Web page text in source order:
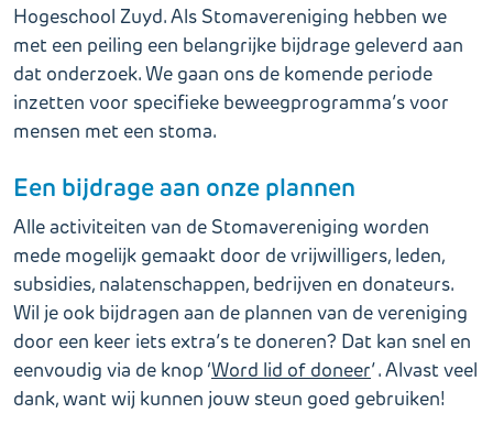
Hogeschool Zuyd. Als Stomavereniging hebben we
met een peiling een belangrijke bijdrage geleverd aan
dat onderzoek. We gaan ons de komende periode
inzetten voor specifieke beweegprogramma’s voor
mensen met een stoma.
Een bijdrage aan onze plannen
Alle activiteiten van de Stomavereniging worden
mede mogelijk gemaakt door de vrijwilligers, leden,
subsidies, nalatenschappen, bedrijven en donateurs.
Wil je ook bijdragen aan de plannen van de vereniging
door een keer iets extra’s te doneren? Dat kan snel en
eenvoudig via de knop ‘Word lid of doneer’ . Alvast veel
dank, want wij kunnen jouw steun goed gebruiken!